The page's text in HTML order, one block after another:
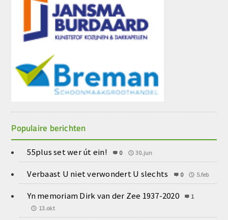
Populaire berichten
55plus set wer út ein! 0 30.jun
Verbaast U niet verwondert U slechts 0 5.feb
Yn memoriam Dirk van der Zee 1937-2020
1
13.okt